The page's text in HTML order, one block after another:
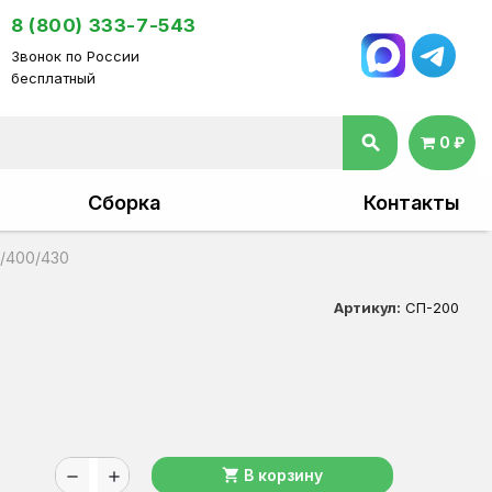
8 (800) 333-7-543
Звонок по России
бесплатный
search 0 ₽
Сборка Контакты
400/430
Артикул: СП-200
remove add shopping_cart В корзину